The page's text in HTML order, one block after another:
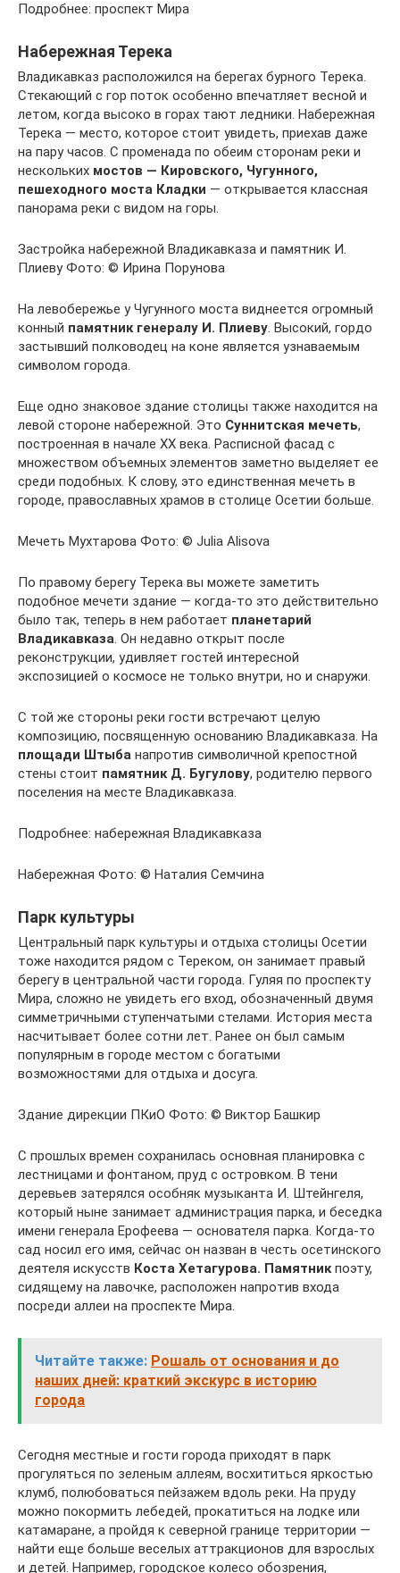
Подробнее: проспект Мира
Набережная Терека
Владикавказ расположился на берегах бурного Терека.
Стекающий с гор поток особенно впечатляет весной и
летом, когда высоко в горах тают ледники. Набережная
Терека — место, которое стоит увидеть, приехав даже
на пару часов. С променада по обеим сторонам реки и
нескольких мостов — Кировского, Чугунного,
пешеходного моста Кладки — открывается классная
панорама реки с видом на горы.
Застройка набережной Владикавказа и памятник И.
Плиеву Фото: © Ирина Порунова
На левобережье у Чугунного моста виднеется огромный
конный памятник генералу И. Плиеву. Высокий, гордо
застывший полководец на коне является узнаваемым
символом города.
Еще одно знаковое здание столицы также находится на
левой стороне набережной. Это Суннитская мечеть,
построенная в начале XX века. Расписной фасад с
множеством объемных элементов заметно выделяет ее
среди подобных. К слову, это единственная мечеть в
городе, православных храмов в столице Осетии больше.
Мечеть Мухтарова Фото: © Julia Alisova
По правому берегу Терека вы можете заметить
подобное мечети здание — когда-то это действительно
было так, теперь в нем работает планетарий
Владикавказа. Он недавно открыт после
реконструкции, удивляет гостей интересной
экспозицией о космосе не только внутри, но и снаружи.
С той же стороны реки гости встречают целую
композицию, посвященную основанию Владикавказа. На
площади Штыба напротив символичной крепостной
стены стоит памятник Д. Бугулову, родителю первого
поселения на месте Владикавказа.
Подробнее: набережная Владикавказа
Набережная Фото: © Наталия Семчина
Парк культуры
Центральный парк культуры и отдыха столицы Осетии
тоже находится рядом с Тереком, он занимает правый
берегу в центральной части города. Гуляя по проспекту
Мира, сложно не увидеть его вход, обозначенный двумя
симметричными ступенчатыми стелами. История места
насчитывает более сотни лет. Ранее он был самым
популярным в городе местом с богатыми
возможностями для отдыха и досуга.
Здание дирекции ПКиО Фото: © Виктор Башкир
С прошлых времен сохранилась основная планировка с
лестницами и фонтаном, пруд с островком. В тени
деревьев затерялся особняк музыканта И. Штейнгеля,
который ныне занимает администрация парка, и беседка
имени генерала Ерофеева — основателя парка. Когда-то
сад носил его имя, сейчас он назван в честь осетинского
деятеля искусств Коста Хетагурова. Памятникпоэту,
сидящему на лавочке, расположен напротив входа
посреди аллеи на проспекте Мира.
Читайте также: Рошаль от основания и до
наших дней: краткий экскурс в историю
города
Сегодня местные и гости города приходят в парк
прогуляться по зеленым аллеям, восхититься яркостью
клумб, полюбоваться пейзажем вдоль реки. На пруду
можно покормить лебедей, прокатиться на лодке или
катамаране, а пройдя к северной границе территории —
найти еще больше веселых аттракционов для взрослых
и детей. Например, городское колесо обозрения,